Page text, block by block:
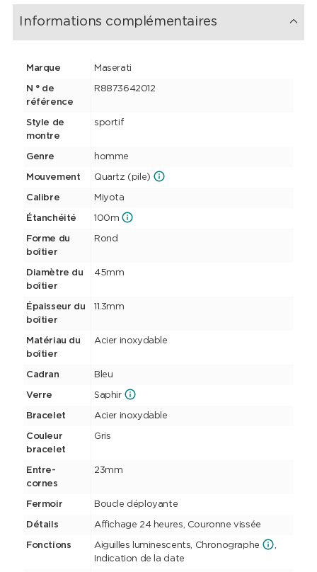
Informations complémentaires
Marque Maserati
N ° de
référence
R8873642012
Style de
montre
sportif
Genre homme
Mouvement Quartz (pile)
Calibre Miyota
Étanchéité 100m
Forme du
boîtier
Rond
Diamètre du
boîtier
45mm
Épaisseur du
boîtier
11.3mm
Matériau du
boîtier
Acier inoxydable
Cadran Bleu
Verre Saphir
Bracelet Acier inoxydable
Couleur
bracelet
Gris
Entre-
cornes
23mm
Fermoir Boucle déployante
Détails Affichage 24 heures, Couronne vissée
Fonctions Aiguilles luminescents, Chronographe
,
Indication de la date